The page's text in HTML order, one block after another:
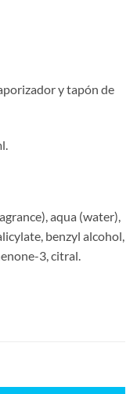
y tapón de
aqua (water),
benzyl alcohol,
3, citral.